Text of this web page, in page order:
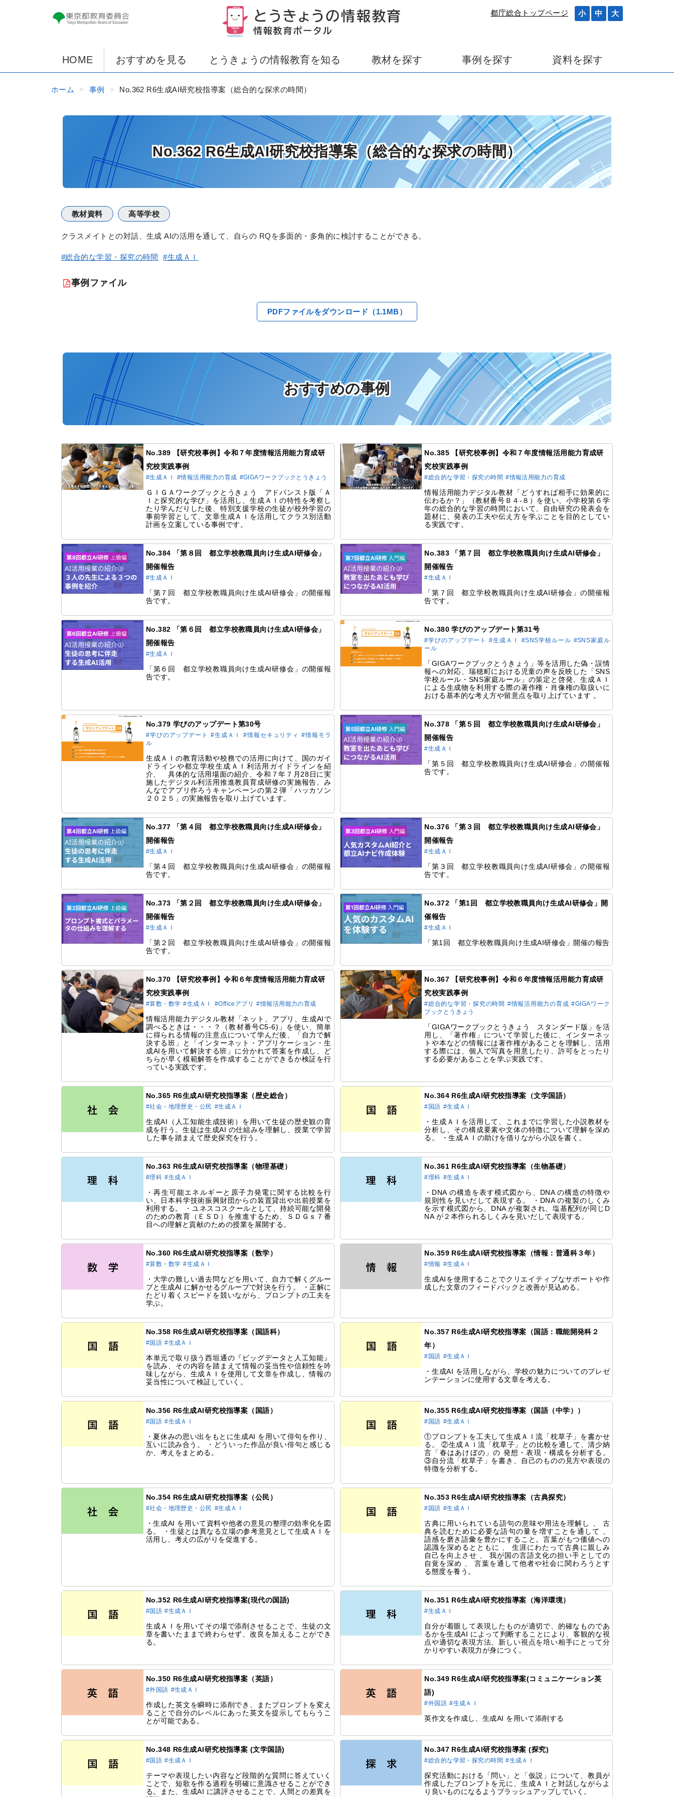
都庁総合トップページ 小 中 大
HOME おすすめを見る とうきょうの情報教育を知る 教材を探す 事例を探す 資料を探す
ホーム 事例 No.362 R6生成AI研究校指導案（総合的な探求の時間）
No.362 R6生成AI研究校指導案（総合的な探求の時間）
教材資料 高等学校
クラスメイトとの対話、生成 AIの活用を通して、自らの RQを多面的・多角的に検討することができる。
#総合的な学習・探究の時間 #生成ＡＩ
事例ファイル
PDFファイルをダウンロード（1.1MB）
おすすめの事例
No.389 【研究校事例】令和７年度情報活用能力育成研
究校実践事例
#生成ＡＩ #情報活用能力の育成 #GIGAワークブックとうきょう
ＧＩＧＡワークブックとうきょう アドバンスト版「Ａ
Ｉと探究的な学び」を活用し、生成ＡＩの特性を考察し
たり学んだりした後、特別支援学校の生徒が校外学習の
事前学習として、文章生成ＡＩを活用してクラス別活動
計画を立案している事例です。
No.385 【研究校事例】令和７年度情報活用能力育成研
究校実践事例
#総合的な学習・探究の時間 #情報活用能力の育成
情報活用能力デジタル教材「どうすれば相手に効果的に
伝わるか？」（教材番号Ｂ４-８）を使い、小学校第６学
年の総合的な学習の時間において、自由研究の発表会を
題材に、発表の工夫や伝え方を学ぶことを目的としてい
る実践です。
No.384 「第８回 都立学校教職員向け生成AI研修会」
開催報告
#生成ＡＩ
「第７回 都立学校教職員向け生成AI研修会」の開催報
告です。
No.383 「第７回 都立学校教職員向け生成AI研修会」
開催報告
#生成ＡＩ
「第７回 都立学校教職員向け生成AI研修会」の開催報
告です。
No.382 「第６回 都立学校教職員向け生成AI研修会」
開催報告
#生成ＡＩ
「第６回 都立学校教職員向け生成AI研修会」の開催報
告です。
No.380 学びのアップデート第31号
#学びのアップデート #生成ＡＩ #SNS学校ルール #SNS家庭ル
ール
「GIGAワークブックとうきょう」等を活用した偽・誤情
報への対応、瑞穂町における児童の声を反映した「SNS
学校ルール・SNS家庭ルール」の策定と啓発、生成ＡＩ
による生成物を利用する際の著作権・肖像権の取扱いに
おける基本的な考え方や留意点を取り上げています 。
No.379 学びのアップデート第30号
#学びのアップデート #生成ＡＩ #情報セキュリティ #情報モラ
ル
⽣成ＡＩの教育活動や校務での活⽤に向けて、国のガイ
ドラインや都立学校生成ＡＩ利活用ガイドラインを紹
介、 具体的な活用場面の紹介、令和７年７月28日に実
施したデジタル利活⽤推進教員育成研修の実施報告、み
んなでアプリ作ろうキャンペーンの第２弾「ハッカソン
２０２５」の実施報告を取り上げています。
No.378 「第５回 都立学校教職員向け生成AI研修会」
開催報告
#生成ＡＩ
「第５回 都立学校教職員向け生成AI研修会」の開催報
告です。
No.377 「第４回 都立学校教職員向け生成AI研修会」
開催報告
#生成ＡＩ
「第４回 都立学校教職員向け生成AI研修会」の開催報
告です。
No.376 「第３回 都立学校教職員向け生成AI研修会」
開催報告
#生成ＡＩ
「第３回 都立学校教職員向け生成AI研修会」の開催報
告です。
No.373 「第２回 都立学校教職員向け生成AI研修会」
開催報告
#生成ＡＩ
「第２回 都立学校教職員向け生成AI研修会」の開催報
告です。
No.372 「第1回 都立学校教職員向け生成AI研修会」開
催報告
#生成ＡＩ
「第1回 都立学校教職員向け生成AI研修会」開催の報告
No.370 【研究校事例】令和６年度情報活用能力育成研
究校実践事例
#算数・数学 #生成ＡＩ #Officeアプリ #情報活用能力の育成
情報活用能力デジタル教材「ネット、アプリ、生成AIで
調べるときは・・・？（教材番号C5-6)」を使い、簡単
に得られる情報の注意点について学んだ後、「自力で解
決する班」と「インターネット・アプリケーション・生
成AIを用いて解決する班」に分かれて答案を作成し、ど
ちらが早く模範解答を作成することができるか検証を行
っている実践です。
No.367 【研究校事例】令和６年度情報活用能力育成研
究校実践事例
#総合的な学習・探究の時間 #情報活用能力の育成 #GIGAワーク
ブックとうきょう
「GIGAワークブックとうきょう スタンダード版」を活
用し、「著作権」について学習した後に、インターネッ
トや本などの情報には著作権があることを理解し、活用
する際には、個人で写真を用意したり、許可をとったり
する必要があることを学ぶ実践です。
No.365 R6生成AI研究校指導案（歴史総合）
#社会・地理歴史・公民 #生成ＡＩ
生成AI（人工知能生成技術）を用いて生徒の歴史観の育
成を行う。生徒は生成AI の仕組みを理解し、授業で学習
した事を踏まえて歴史探究を行う。
No.364 R6生成AI研究校指導案（文学国語）
#国語 #生成ＡＩ
・生成ＡＩを活用して、これまでに学習した小説教材を
分析し、その構成要素や文体の特徴について理解を深め
る。 ・生成ＡＩの助けを借りながら小説を書く。
No.363 R6生成AI研究校指導案（物理基礎）
#理科 #生成ＡＩ
・再生可能エネルギーと原子力発電に関する比較を行
い、日本科学技術振興財団からの装置貸出や出前授業を
利用する。 ・ユネスコスクールとして、持続可能な開発
のための教育（ＥＳＤ）を推進するため、ＳＤＧｓ７番
目への理解と貢献のための授業を展開する。
No.361 R6生成AI研究校指導案（生物基礎）
#理科 #生成ＡＩ
・DNA の構造を表す模式図から、DNA の構造の特徴や
規則性を見いだして表現する。 ・DNA の複製のしくみ
を示す模式図から、DNA が複製され、塩基配列が同じD
NA が２本作られるしくみを見いだして表現する。
No.360 R6生成AI研究校指導案（数学）
#算数・数学 #生成ＡＩ
・大学の難しい過去問などを用いて、自力で解くグルー
プと生成AI に解かせるグループで対決を行う。 ・正解に
たどり着くスピードを競いながら、プロンプトの工夫を
学ぶ。
No.359 R6生成AI研究校指導案（情報：普通科３年）
#情報 #生成ＡＩ
生成AIを使用することでクリエイティブなサポートや作
成した文章のフィードバックと改善が見込める。
No.358 R6生成AI研究校指導案（国語科）
#国語 #生成ＡＩ
本単元で取り扱う西垣通の『ビッグデータと人工知能』
を読み、その内容を踏まえて情報の妥当性や信頼性を吟
味しながら、生成ＡＩを使用して文章を作成し、情報の
妥当性について検証していく。
No.357 R6生成AI研究校指導案（国語：職能開発科２
年）
#国語 #生成ＡＩ
・生成AI を活用しながら、学校の魅力についてのプレゼ
ンテーションに使用する文章を考える。
No.356 R6生成AI研究校指導案（国語）
#国語 #生成ＡＩ
・夏休みの思い出をもとに生成AI を用いて俳句を作り、
互いに読み合う。 ・どういった作品が良い俳句と感じる
か、考えをまとめる。
No.355 R6生成AI研究校指導案（国語（中学））
#国語 #生成ＡＩ
①プロンプトを工夫して生成ＡＩ流「枕草子」を書かせ
る。 ②生成ＡＩ流「枕草子」との比較を通して、清少納
言「春はあけぼの」の 発想・表現・構成を分析する。
③自分流「枕草子」を書き、自己のものの見方や表現の
特徴を分析する。
No.354 R6生成AI研究校指導案（公民）
#社会・地理歴史・公民 #生成ＡＩ
・生成AI を用いて資料や他者の意見の整理の効率化を図
る。 ・生徒とは異なる立場の参考意見として生成ＡＩを
活用し、考えの広がりを促進する。
No.353 R6生成AI研究校指導案（古典探究）
#国語 #生成ＡＩ
古典に用いられている語句の意味や用法を理解し 、 古
典を読むために必要な語句の量を増すことを通して 、
語感を磨き語彙を豊かにすること。言葉がもつ価値への
認識を深めるとともに 、 生涯にわたって古典に親しみ
自己を向上させ 、 我が国の言語文化の担い手としての
自覚を深め 、 言葉を通して他者や社会に関わろうとす
る態度を養う。
No.352 R6生成AI研究校指導案(現代の国語)
#国語 #生成ＡＩ
生成ＡＩを用いてその場で添削させることで、生徒の文
章を書いたままで終わらせず、改良を加えることができ
る。
No.351 R6生成AI研究校指導案（海洋環境）
#生成ＡＩ
自分が着眼して表現したものが適切で、的確なものであ
るかを生成AI によって判断することにより、客観的な視
点や適切な表現方法、新しい視点を培い相手にとって分
かりやすい表現力が身につく。
No.350 R6生成AI研究校指導案（英語）
#外国語 #生成ＡＩ
作成した英文を瞬時に添削でき、またプロンプトを変え
ることで自分のレベルにあった英文を提示してもらうこ
とが可能である。
No.349 R6生成AI研究校指導案(コミュニケーション英
語)
#外国語 #生成ＡＩ
英作文を作成し、生成AI を用いて添削する
No.348 R6生成AI研究校指導案 (文学国語)
#国語 #生成ＡＩ
テーマや表現したい内容など段階的な質問に答えていく
ことで、短歌を作る過程を明確に意識させることができ
る。また、生成AI に講評させることで、人間との差異を
No.347 R6生成AI研究校指導案 (探究)
#総合的な学習・探究の時間 #生成ＡＩ
探究活動における「問い」と「仮説」について、教員が
作成したプロンプトを元に、生成ＡＩと対話しながらよ
り良いものになるようブラッシュアップしていく。